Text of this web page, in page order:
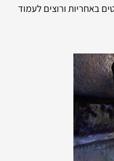
באחריות ורוצים לעמוד